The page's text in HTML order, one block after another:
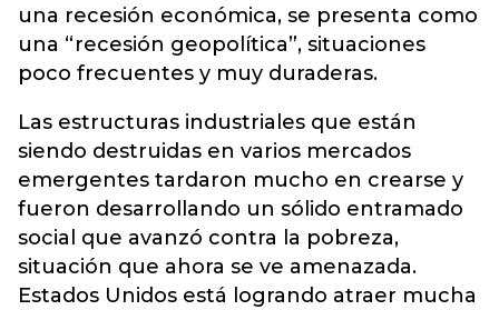
una recesión económica, se presenta como
una “recesión geopolítica”, situaciones
poco frecuentes y muy duraderas.
Las estructuras industriales que están
siendo destruidas en varios mercados
emergentes tardaron mucho en crearse y
fueron desarrollando un sólido entramado
social que avanzó contra la pobreza,
situación que ahora se ve amenazada.
Estados Unidos está logrando atraer mucha